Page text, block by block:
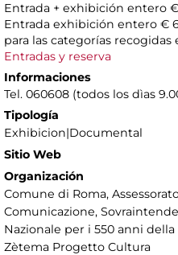
Entrada + exhibición entero
Entrada exhibición entero €
para las categorías
Entradas y reserva
Informaciones
Tel. 060608 (todos los dìas
Tipología
Exhibicion|Documental
Sitio Web
Organización
Comune di Roma,
Comunicazione,
Nazionale per i 550 anni
Zètema Progetto Cultura